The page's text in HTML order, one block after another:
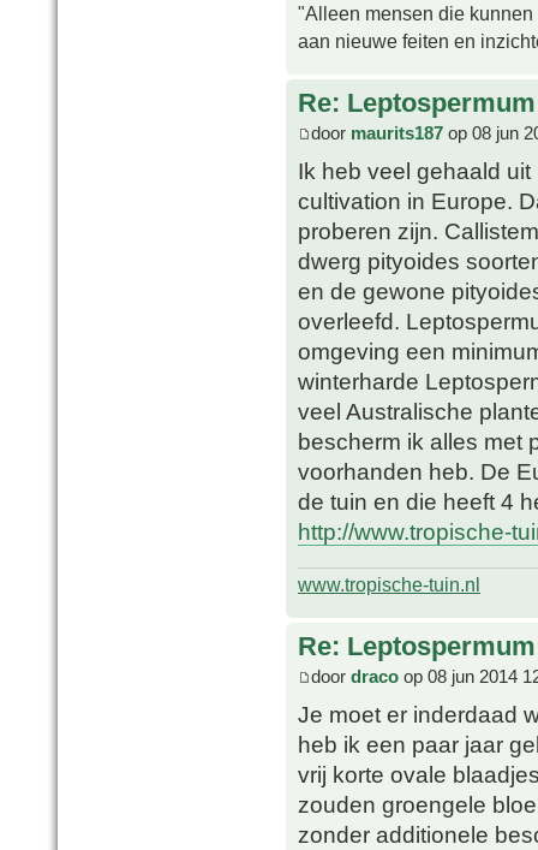
"Alleen mensen die
aan nieuwe feiten en
Re:
door maurits187 op 08 jun
Ik heb veel gehaald
cultivation in Europe.
proberen zijn.
dwerg pityoides
en de gewone
overleefd.
omgeving een
winterharde
veel Australische
bescherm ik alles met
voorhanden heb. De
de tuin en die heeft 4
http://www.tropische-
www.tropische-tuin.nl
Re:
door draco op 08 jun 2014
Je moet er inderdaad
heb ik een paar jaar
vrij korte ovale
zouden groengele
zonder additionele